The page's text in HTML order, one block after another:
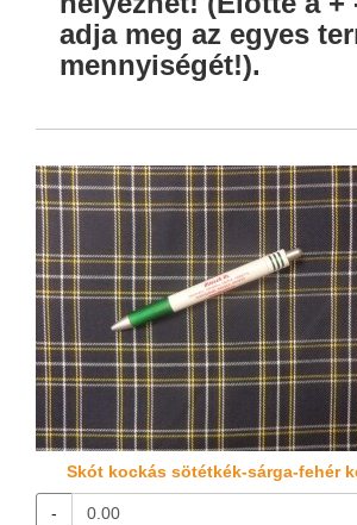
adja meg az egyes
mennyiségét!).
Skót kockás sötétkék-sárga-fehér
-